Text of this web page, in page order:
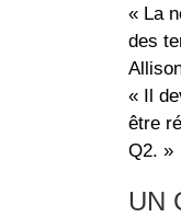
« La
des
« Il
être
Q2. »
UN